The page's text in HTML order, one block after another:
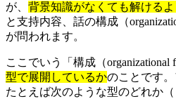
が、 背景知識がなくても解ける
と支持内容、話の構成（
が問われます。
ここでいう「構成（organizational
型で展開しているかのことです。
たとえば次のような型のどれか